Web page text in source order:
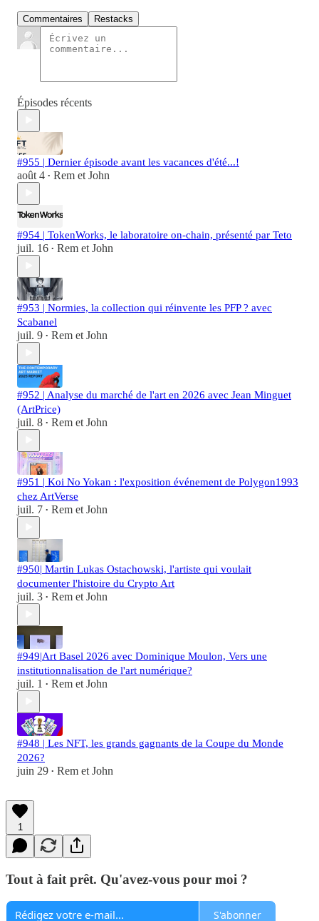
Commentaires Restacks
Épisodes récents
#955 | Dernier épisode avant les vacances d'été...!
août 4 • Rem et John
#954 | TokenWorks, le laboratoire on-chain, présenté par Teto
juil. 16 • Rem et John
#953 | Normies, la collection qui réinvente les PFP ? avec
Scabanel
juil. 9 • Rem et John
#952 | Analyse du marché de l'art en 2026 avec Jean Minguet
(ArtPrice)
juil. 8 • Rem et John
#951 | Koi No Yokan : l'exposition événement de Polygon1993
chez ArtVerse
juil. 7 • Rem et John
#950| Martin Lukas Ostachowski, l'artiste qui voulait
documenter l'histoire du Crypto Art
juil. 3 • Rem et John
#949|Art Basel 2026 avec Dominique Moulon, Vers une
institutionnalisation de l'art numérique?
juil. 1 • Rem et John
#948 | Les NFT, les grands gagnants de la Coupe du Monde
2026?
juin 29 • Rem et John
1
Tout à fait prêt. Qu'avez-vous pour moi ?
S'abonner